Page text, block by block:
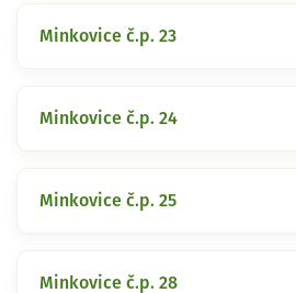
Minkovice č.p. 23
Minkovice č.p. 24
Minkovice č.p. 25
Minkovice č.p. 28